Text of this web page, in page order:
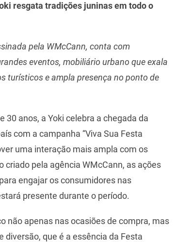
resgata tradições juninas em todo o
pela WMcCann, conta com
eventos, mobiliário urbano que exala
turísticos e ampla presença no ponto de
30 anos, a Yoki celebra a chegada da
com a campanha “Viva Sua Festa
uma interação mais ampla com os
pela agência WMcCann, as ações
engajar os consumidores nas
presente durante o período.
não apenas nas ocasiões de compra, mas
que é a essência da Festa